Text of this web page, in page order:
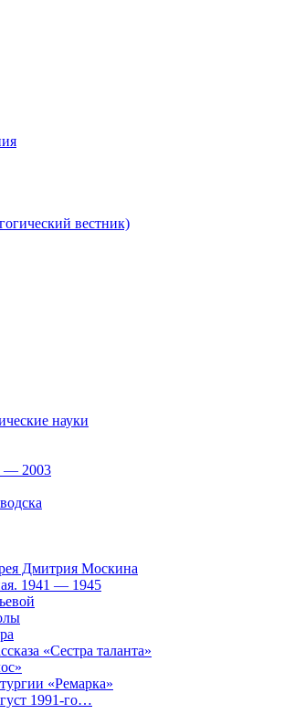
вестник)
науки
— 2003
Дмитрия Москина
1941 — 1945
«Сестра таланта»
«Ремарка»
1991-го…